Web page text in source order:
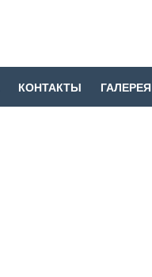
КОНТАКТЫ ГАЛЕРЕЯ